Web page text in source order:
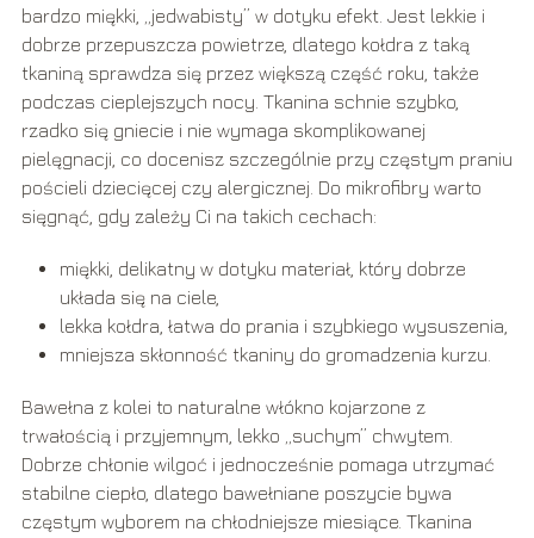
bardzo miękki, „jedwabisty” w dotyku efekt. Jest lekkie i
dobrze przepuszcza powietrze, dlatego kołdra z taką
tkaniną sprawdza się przez większą część roku, także
podczas cieplejszych nocy. Tkanina schnie szybko,
rzadko się gniecie i nie wymaga skomplikowanej
pielęgnacji, co docenisz szczególnie przy częstym praniu
pościeli dziecięcej czy alergicznej. Do mikrofibry warto
sięgnąć, gdy zależy Ci na takich cechach:
miękki, delikatny w dotyku materiał, który dobrze
układa się na ciele,
lekka kołdra, łatwa do prania i szybkiego wysuszenia,
mniejsza skłonność tkaniny do gromadzenia kurzu.
Bawełna z kolei to naturalne włókno kojarzone z
trwałością i przyjemnym, lekko „suchym” chwytem.
Dobrze chłonie wilgoć i jednocześnie pomaga utrzymać
stabilne ciepło, dlatego bawełniane poszycie bywa
częstym wyborem na chłodniejsze miesiące. Tkanina